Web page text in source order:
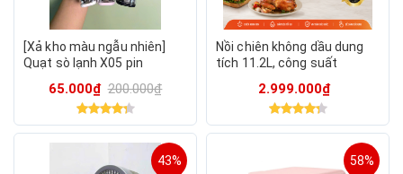
[Xả kho màu ngẫu nhiên]
Quạt sò lạnh X05 pin
65.000₫ 200.000₫
Nồi chiên không dầu dung
tích 11.2L, công suất
2.999.000₫
43% 58%